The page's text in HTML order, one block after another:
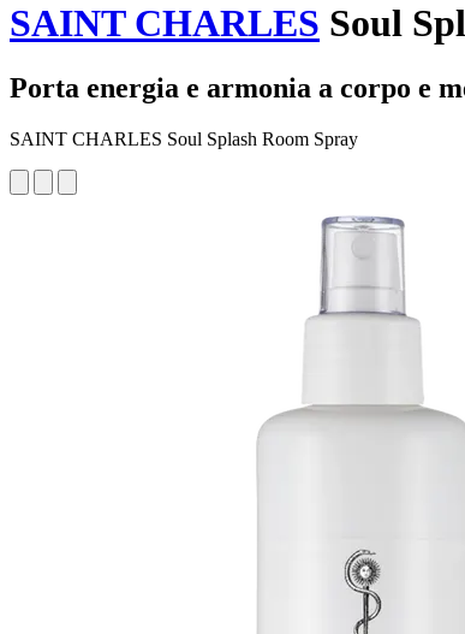
SAINT CHARLES Soul
Porta energia e armonia a corpo e
SAINT CHARLES Soul Splash Room Spray